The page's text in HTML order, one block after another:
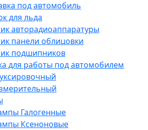
под автомобиль
для льда
авторадиоаппаратуры
панели облицовки
подшипников
для работы под автомобилем
Галогенные
Ксеноновые